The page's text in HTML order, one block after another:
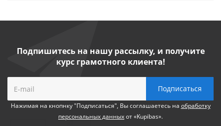
Подпишитесь на нашу рассылку, и получите
курс грамотного клиента!
Нажимая на кнопнку "Подписаться", Вы соглашаетесь на обработку
персональных данныхот «Kupibas».